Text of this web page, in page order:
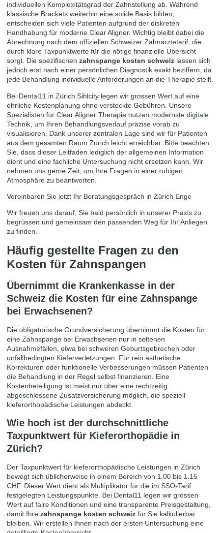
individuellen Komplexitätsgrad der Zahnstellung ab. Während
klassische Brackets weiterhin eine solide Basis bilden,
entscheiden sich viele Patienten aufgrund der diskreten
Handhabung für moderne Clear Aligner. Wichtig bleibt dabei die
Abrechnung nach dem offiziellen Schweizer Zahnärztetarif, die
durch klare Taxpunktwerte für die nötige finanzielle Übersicht
sorgt. Die spezifischen zahnspange kosten schweiz lassen sich
jedoch erst nach einer persönlichen Diagnostik exakt beziffern, da
jede Behandlung individuelle Anforderungen an die Therapie stellt.
Bei Dental11 in Zürich Sihlcity legen wir grossen Wert auf eine
ehrliche Kostenplanung ohne versteckte Gebühren. Unsere
Spezialisten für Clear Aligner Therapie nutzen modernste digitale
Technik, um Ihren Behandlungsverlauf präzise vorab zu
visualisieren. Dank unserer zentralen Lage sind wir für Patienten
aus dem gesamten Raum Zürich leicht erreichbar. Bitte beachten
Sie, dass dieser Leitfaden lediglich der allgemeinen Information
dient und eine fachliche Untersuchung nicht ersetzen kann. Wir
nehmen uns gerne Zeit, um Ihre Fragen in einer ruhigen
Atmosphäre zu beantworten.
Vereinbaren Sie jetzt Ihr Beratungsgespräch in Zürich Enge
Wir freuen uns darauf, Sie bald persönlich in unserer Praxis zu
begrüssen und gemeinsam den passenden Weg für Ihr Anliegen
zu finden.
Häufig gestellte Fragen zu den
Kosten für Zahnspangen
Übernimmt die Krankenkasse in der
Schweiz die Kosten für eine Zahnspange
bei Erwachsenen?
Die obligatorische Grundversicherung übernimmt die Kosten für
eine Zahnspange bei Erwachsenen nur in seltenen
Ausnahmefällen, etwa bei schweren Geburtsgebrechen oder
unfallbedingten Kieferverletzungen. Für rein ästhetische
Korrekturen oder funktionelle Verbesserungen müssen Patienten
die Behandlung in der Regel selbst finanzieren. Eine
Kostenbeteiligung ist meist nur über eine rechtzeitig
abgeschlossene Zusatzversicherung möglich, die speziell
kieferorthopädische Leistungen abdeckt.
Wie hoch ist der durchschnittliche
Taxpunktwert für Kieferorthopädie in
Zürich?
Der Taxpunktwert für kieferorthopädische Leistungen in Zürich
bewegt sich üblicherweise in einem Bereich von 1.00 bis 1.15
CHF. Dieser Wert dient als Multiplikator für die im SSO-Tarif
festgelegten Leistungspunkte. Bei Dental11 legen wir grossen
Wert auf faire Konditionen und eine transparente Preisgestaltung,
damit Ihre zahnspange kosten schweiz für Sie kalkulierbar
bleiben. Wir erstellen Ihnen nach der ersten Untersuchung eine